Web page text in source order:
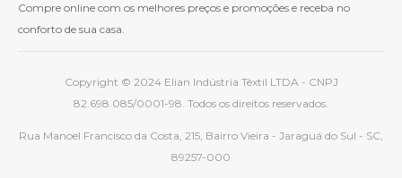
Compre online com os melhores preços e promoções e receba no
conforto de sua casa.
Copyright © 2024 Elian Indústria Têxtil LTDA - CNPJ
82.698.085/0001-98. Todos os direitos reservados.
Rua Manoel Francisco da Costa, 215, Bairro Vieira - Jaraguá do Sul - SC,
89257-000